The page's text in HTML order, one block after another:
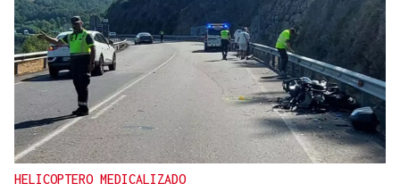
HELICOPTERO MEDICALIZADO